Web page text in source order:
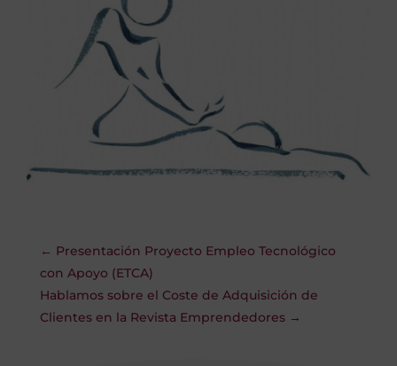
← Presentación Proyecto Empleo Tecnológico
con Apoyo (ETCA)
Hablamos sobre el Coste de Adquisición de
Clientes en la Revista Emprendedores→